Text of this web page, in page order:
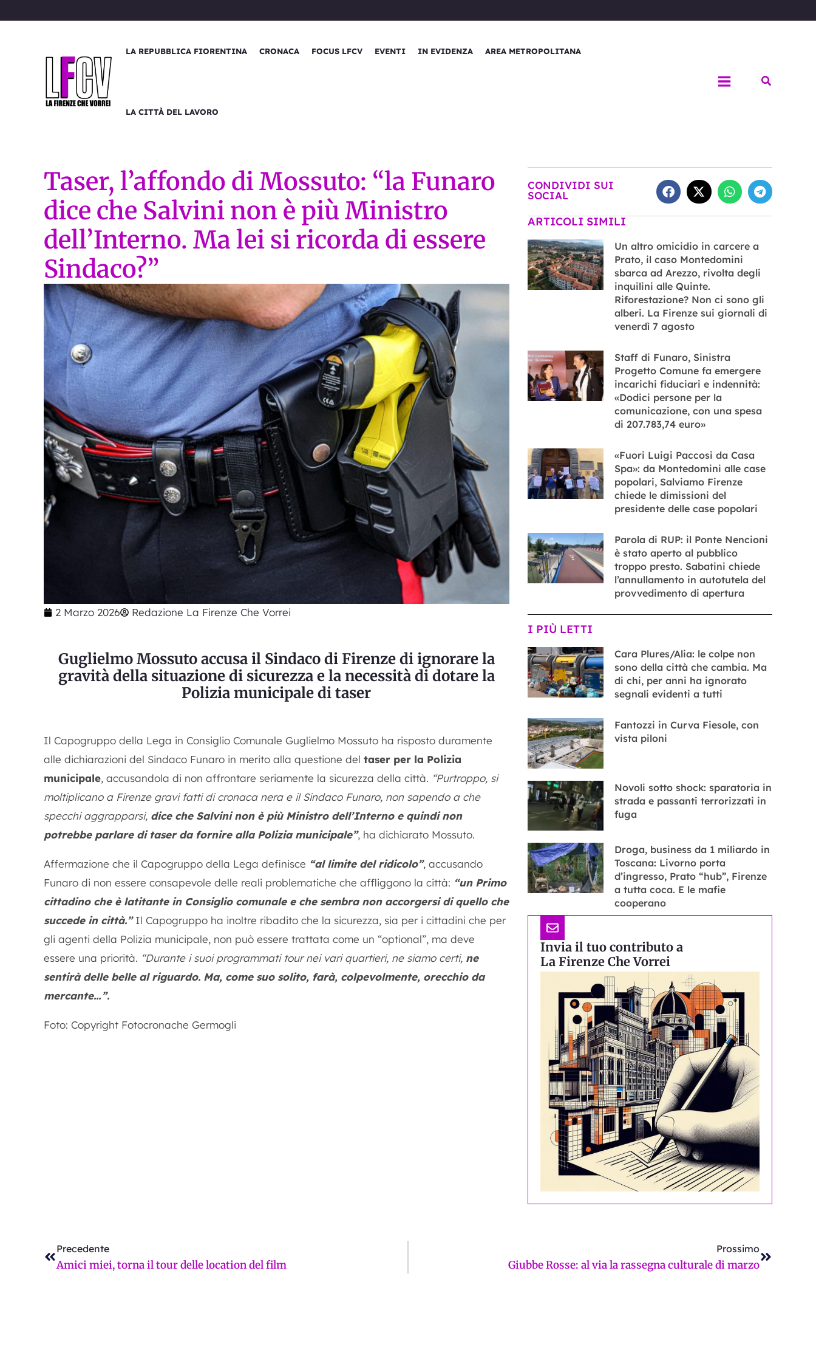
al
LA REPUBBLICA FIORENTINA CRONACA FOCUS LFCV EVENTI IN EVIDENZA AREA METROPOLITANA
LA CITTÀ DEL LAVORO
Cerca
Taser, l’affondo di Mossuto: “la Funaro
dice che Salvini non è più Ministro
dell’Interno. Ma lei si ricorda di essere
Sindaco?”
2 Marzo 2026 Redazione La Firenze Che Vorrei
Guglielmo Mossuto accusa il Sindaco di Firenze di ignorare la
gravità della situazione di sicurezza e la necessità di dotare la
Polizia municipale di taser
Il Capogruppo della Lega in Consiglio Comunale Guglielmo Mossuto ha risposto duramente
alle dichiarazioni del Sindaco Funaro in merito alla questione del taser per la Polizia
municipale, accusandola di non affrontare seriamente la sicurezza della città. “Purtroppo, si
moltiplicano a Firenze gravi fatti di cronaca nera e il Sindaco Funaro, non sapendo a che
specchi aggrapparsi, dice che Salvini non è più Ministro dell’Interno e quindi non
potrebbe parlare di taser da fornire alla Polizia municipale”, ha dichiarato Mossuto.
Affermazione che il Capogruppo della Lega definisce “al limite del ridicolo”, accusando
Funaro di non essere consapevole delle reali problematiche che affliggono la città: “un Primo
cittadino che è latitante in Consiglio comunale e che sembra non accorgersi di quello che
succede in città.”Il Capogruppo ha inoltre ribadito che la sicurezza, sia per i cittadini che per
gli agenti della Polizia municipale, non può essere trattata come un “optional”, ma deve
essere una priorità. “Durante i suoi programmati tour nei vari quartieri, ne siamo certi, ne
sentirà delle belle al riguardo. Ma, come suo solito, farà, colpevolmente, orecchio da
mercante…”.
Foto: Copyright Fotocronache Germogli
CONDIVIDI SUI
SOCIAL
ARTICOLI SIMILI
Un altro omicidio in carcere a
Prato, il caso Montedomini
sbarca ad Arezzo, rivolta degli
inquilini alle Quinte.
Riforestazione? Non ci sono gli
alberi. La Firenze sui giornali di
venerdì 7 agosto
Staff di Funaro, Sinistra
Progetto Comune fa emergere
incarichi fiduciari e indennità:
«Dodici persone per la
comunicazione, con una spesa
di 207.783,74 euro»
«Fuori Luigi Paccosi da Casa
Spa»: da Montedomini alle case
popolari, Salviamo Firenze
chiede le dimissioni del
presidente delle case popolari
Parola di RUP: il Ponte Nencioni
è stato aperto al pubblico
troppo presto. Sabatini chiede
l’annullamento in autotutela del
provvedimento di apertura
I PIÙ LETTI
Cara Plures/Alia: le colpe non
sono della città che cambia. Ma
di chi, per anni ha ignorato
segnali evidenti a tutti
Fantozzi in Curva Fiesole, con
vista piloni
Novoli sotto shock: sparatoria in
strada e passanti terrorizzati in
fuga
Droga, business da 1 miliardo in
Toscana: Livorno porta
d’ingresso, Prato “hub”, Firenze
a tutta coca. E le mafie
cooperano
Invia il tuo contributo a
La Firenze Che Vorrei
Precedente
Amici miei, torna il tour delle location del film
Prossimo
Giubbe Rosse: al via la rassegna culturale di marzo